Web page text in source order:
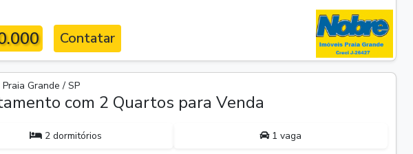
Contatar
Grande / SP
com 2 Quartos para Venda
2 dormitórios
1 vaga